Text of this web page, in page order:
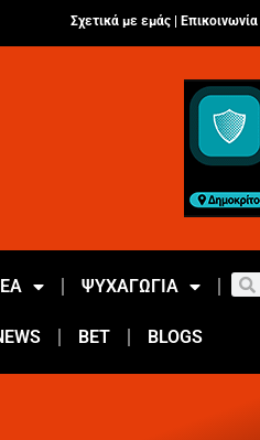
Σχετικά με εμάς | Επικοινωνία
ΨΥΧΑΓΩΓΙΑ
BET BLOGS